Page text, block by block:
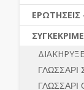
ΓΕΝΙΚΟΙ
Ν. 4782/
4412/2016